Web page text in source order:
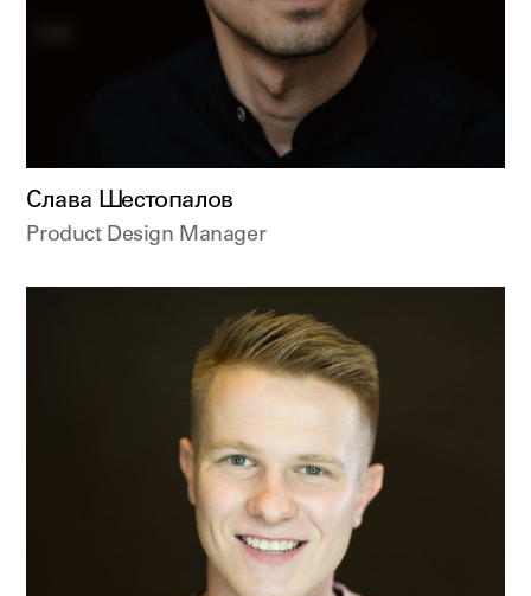
Слава Шестопалов
Product Design Manager